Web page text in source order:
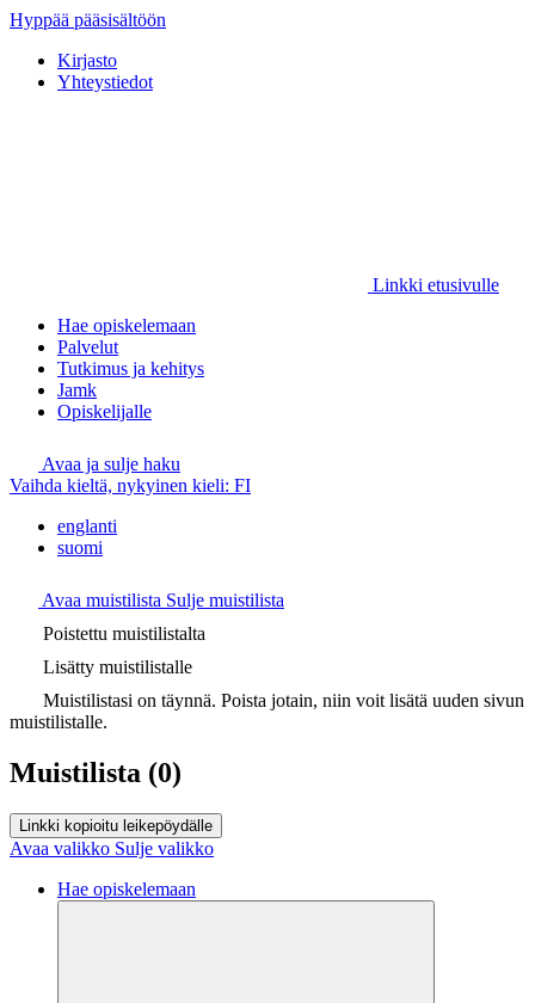
Hyppää pääsisältöön
Kirjasto
Yhteystiedot
Linkki etusivulle
Hae opiskelemaan
Palvelut
Tutkimus ja kehitys
Jamk
Opiskelijalle
Avaa ja sulje haku
Vaihda kieltä, nykyinen kieli: FI
englanti
suomi
Avaa muistilista Sulje muistilista
Poistettu muistilistalta
Lisätty muistilistalle
Muistilistasi on täynnä. Poista jotain, niin voit lisätä uuden sivun
muistilistalle.
Muistilista (0)
Linkki kopioitu leikepöydälle
Avaa valikko Sulje valikko
Hae opiskelemaan